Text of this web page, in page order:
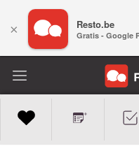
× Resto.be
Gratis - Google